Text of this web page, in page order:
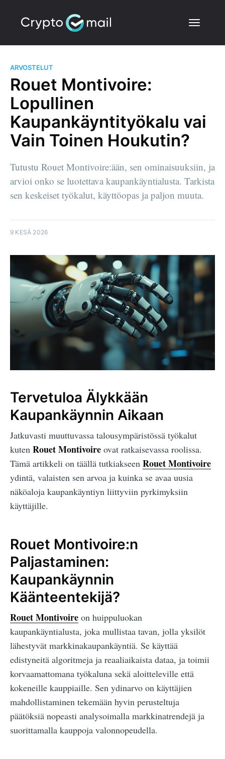
ARVOSTELUT
Rouet Montivoire:
Lopullinen
Kaupankäyntityökalu vai
Vain Toinen Houkutin?
Tutustu Rouet Montivoire:ään, sen ominaisuuksiin, ja
arvioi onko se luotettava kaupankäyntialusta. Tarkista
sen keskeiset työkalut, käyttöopas ja paljon muuta.
9 KESÄ 2026
Tervetuloa Älykkään
Kaupankäynnin Aikaan
Jatkuvasti muuttuvassa talousympäristössä työkalut
kuten Rouet Montivoire ovat ratkaisevassa roolissa.
Tämä artikkeli on täällä tutkiakseen Rouet Montivoire
ydintä, valaisten sen arvoa ja kuinka se avaa uusia
näköaloja kaupankäyntiyn liittyviin pyrkimyksiin
käyttäjille.
Rouet Montivoire:n
Paljastaminen:
Kaupankäynnin
Käänteentekijä?
Rouet Montivoire on huippuluokan
kaupankäyntialusta, joka mullistaa tavan, jolla yksilöt
lähestyvät markkinakaupankäyntiä. Se käyttää
edistyneitä algoritmeja ja reaaliaikaista dataa, ja toimii
korvaamattomana työkaluna sekä aloitteleville että
kokeneille kauppiaille. Sen ydinarvo on käyttäjien
mahdollistaminen tekemään hyvin perusteltuja
päätöksiä nopeasti analysoimalla markkinatrendejä ja
suorittamalla kauppoja valonnopeudella.